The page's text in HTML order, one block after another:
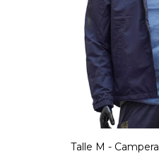
Talle M -